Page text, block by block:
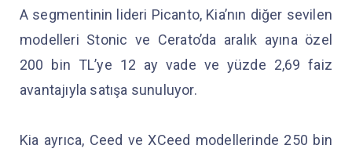
A segmentinin lideri Picanto, Kia’nın diğer sevilen
modelleri Stonic ve Cerato’da aralık ayına özel
200 bin TL’ye 12 ay vade ve yüzde 2,69 faiz
avantajıyla satışa sunuluyor.
Kia ayrıca, Ceed ve XCeed modellerinde 250 bin